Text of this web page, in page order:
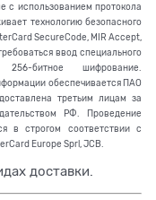
с использованием протокола
технологию безопасного
SecureCode, MIR Accept,
ввод специального
битное шифрование.
обеспечивается ПАО
третьим лицам за
РФ. Проведение
в строгом соответствии с
Europe Sprl, JCB.
доставки.